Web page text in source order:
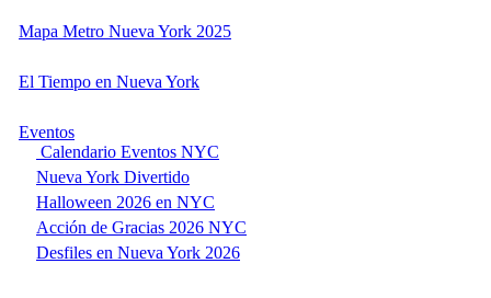
Mapa Metro Nueva York 2025
El Tiempo en Nueva York
Eventos
Calendario Eventos NYC
Nueva York Divertido
Halloween 2026 en NYC
Acción de Gracias 2026 NYC
Desfiles en Nueva York 2026